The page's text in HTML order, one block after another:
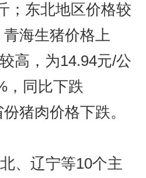
；东北地区价格较
海生猪价格上
高，为14.94元/公
，同比下跌
猪肉价格下跌。
、辽宁等10个主